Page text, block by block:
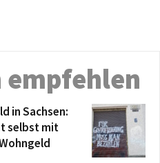
empfehlen
in Sachsen:
selbst mit